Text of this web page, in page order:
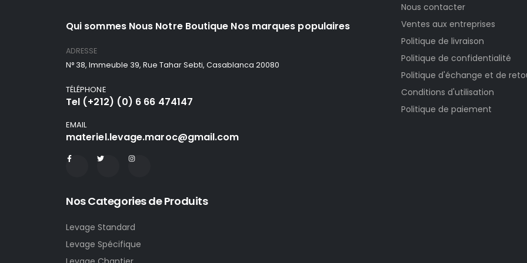
Qui sommes Nous Notre Boutique Nos marques populaires
ADRESSE
N° 38, Immeuble 39, Rue Tahar Sebti, Casablanca 20080
TÉLÉPHONE
Tel (+212) (0) 6 66 474147
EMAIL
materiel.levage.maroc@gmail.com
Nous contacter
Ventes aux entreprises
Politique de livraison
Politique de confidentialité
Politique d'échange et de
Conditions d'utilisation
Politique de paiement
Nos Categories de Produits
Levage Standard
Levage Spécifique